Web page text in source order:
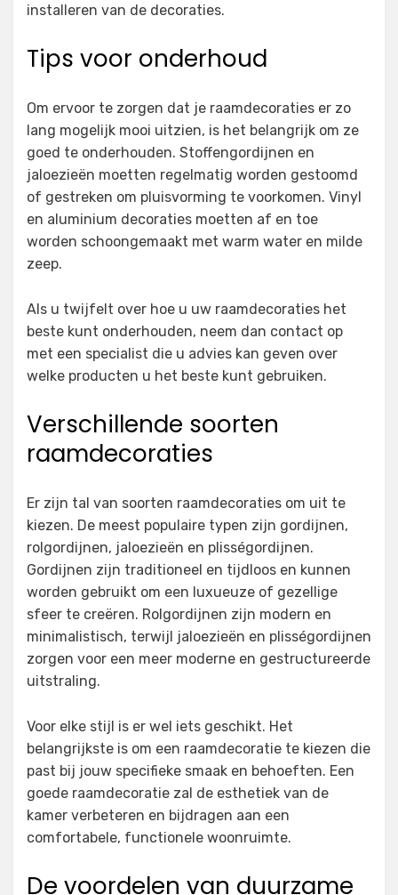
installeren van de decoraties.
Tips voor onderhoud
Om ervoor te zorgen dat je raamdecoraties er zo
lang mogelijk mooi uitzien, is het belangrijk om ze
goed te onderhouden. Stoffengordijnen en
jaloezieën moetten regelmatig worden gestoomd
of gestreken om pluisvorming te voorkomen. Vinyl
en aluminium decoraties moetten af en toe
worden schoongemaakt met warm water en milde
zeep.
Als u twijfelt over hoe u uw raamdecoraties het
beste kunt onderhouden, neem dan contact op
met een specialist die u advies kan geven over
welke producten u het beste kunt gebruiken.
Verschillende soorten
raamdecoraties
Er zijn tal van soorten raamdecoraties om uit te
kiezen. De meest populaire typen zijn gordijnen,
rolgordijnen, jaloezieën en plisségordijnen.
Gordijnen zijn traditioneel en tijdloos en kunnen
worden gebruikt om een luxueuze of gezellige
sfeer te creëren. Rolgordijnen zijn modern en
minimalistisch, terwijl jaloezieën en plisségordijnen
zorgen voor een meer moderne en gestructureerde
uitstraling.
Voor elke stijl is er wel iets geschikt. Het
belangrijkste is om een raamdecoratie te kiezen die
past bij jouw specifieke smaak en behoeften. Een
goede raamdecoratie zal de esthetiek van de
kamer verbeteren en bijdragen aan een
comfortabele, functionele woonruimte.
De voordelen van duurzame